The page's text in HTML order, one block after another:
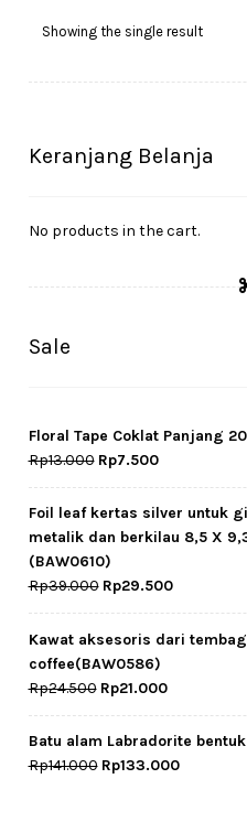
Showing the single result
Keranjang Belanja
No products in the cart.
Sale
Floral Tape Coklat Panjang
Rp13.000 Original
price
was:
Rp13.000.
Rp7.500Current
price
is:
Rp7.500.
Foil leaf kertas silver untuk
metalik dan berkilau 8,5 X
(BAW0610)
Rp39.000 Original
price
was:
Rp39.000.
Rp29.500Current
price
is:
Kawat aksesoris dari
coffee(BAW0586)
Rp24.500 Original
price
was:
Rp24.500.
Rp21.000Current
price
is:
Rp21.000.
Batu alam Labradorite
Rp141.000 Original
Rp133.000Current